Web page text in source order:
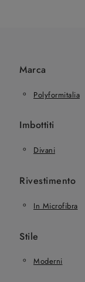
Marca
Polyformitalia
Imbottiti
Divani
Rivestimento
In Microfibra
Stile
Moderni